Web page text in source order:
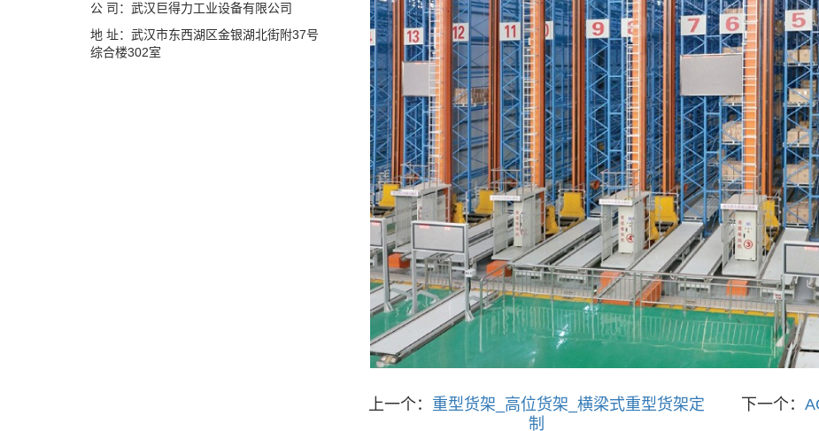
上一个： 重型货架_高位货架_横梁式重型货架定
制
下一个：
公 司：武汉巨得力工业设备有限公司
地 址：武汉市东西湖区金银湖北街附37号
综合楼302室